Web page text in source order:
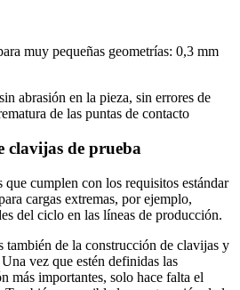
muy pequeñas geometrías: 0,3 mm
abrasión en la pieza, sin errores de
de las puntas de contacto
clavijas de prueba
cumplen con los requisitos estándar
cargas extremas, por ejemplo,
del ciclo en las líneas de producción.
también de la construcción de clavijas y
vez que estén definidas las
más importantes, solo hace falta el